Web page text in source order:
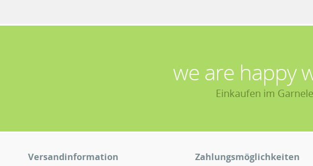
we are happy
Einkaufen im
Versandinformation Zahlungsmöglichkeiten